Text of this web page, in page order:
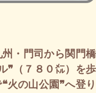
・門司から関門橋
❞（７８０㍍）を歩
火の山公園❞へ登り